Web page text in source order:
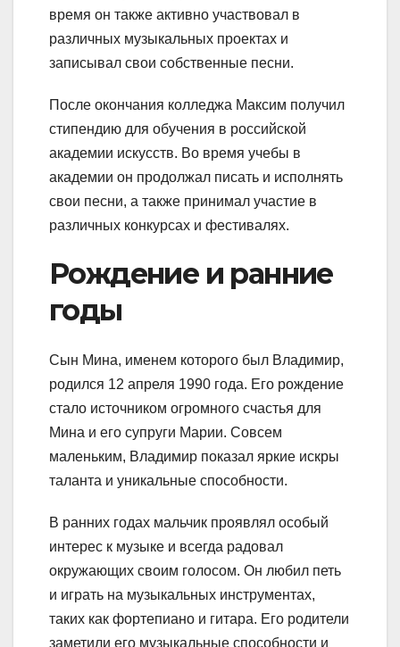
время он также активно участвовал в
различных музыкальных проектах и
записывал свои собственные песни.
После окончания колледжа Максим получил
стипендию для обучения в российской
академии искусств. Во время учебы в
академии он продолжал писать и исполнять
свои песни, а также принимал участие в
различных конкурсах и фестивалях.
Рождение и ранние
годы
Сын Мина, именем которого был Владимир,
родился 12 апреля 1990 года. Его рождение
стало источником огромного счастья для
Мина и его супруги Марии. Совсем
маленьким, Владимир показал яркие искры
таланта и уникальные способности.
В ранних годах мальчик проявлял особый
интерес к музыке и всегда радовал
окружающих своим голосом. Он любил петь
и играть на музыкальных инструментах,
таких как фортепиано и гитара. Его родители
заметили его музыкальные способности и